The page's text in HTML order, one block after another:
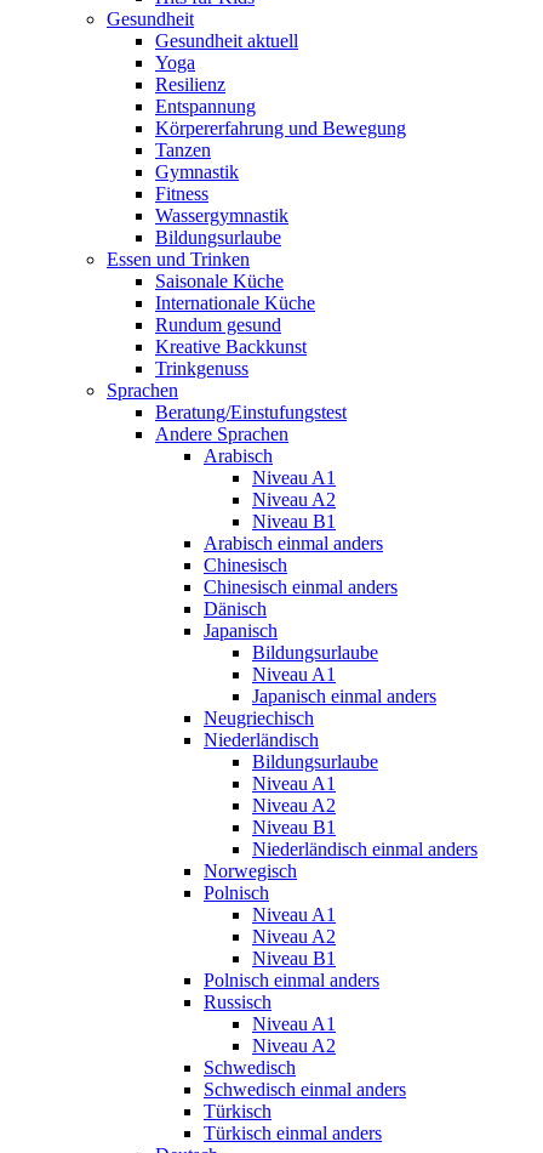
Gesundheit
Gesundheit aktuell
Yoga
Resilienz
Entspannung
Körpererfahrung und Bewegung
Tanzen
Gymnastik
Fitness
Wassergymnastik
Bildungsurlaube
Essen und Trinken
Saisonale Küche
Internationale Küche
Rundum gesund
Kreative Backkunst
Trinkgenuss
Sprachen
Beratung/Einstufungstest
Andere Sprachen
Arabisch
Niveau A1
Niveau A2
Niveau B1
Arabisch einmal anders
Chinesisch
Chinesisch einmal anders
Dänisch
Japanisch
Bildungsurlaube
Niveau A1
Japanisch einmal anders
Neugriechisch
Niederländisch
Bildungsurlaube
Niveau A1
Niveau A2
Niveau B1
Niederländisch einmal anders
Norwegisch
Polnisch
Niveau A1
Niveau A2
Niveau B1
Polnisch einmal anders
Russisch
Niveau A1
Niveau A2
Schwedisch
Schwedisch einmal anders
Türkisch
Türkisch einmal anders